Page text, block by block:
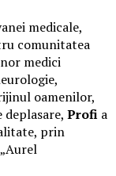
medicale,
comunitatea
medici
oamenilor,
Profi a
prin